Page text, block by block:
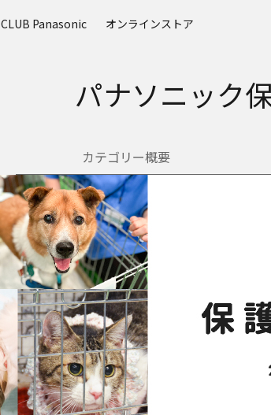
CLUB Panasonic オンラインストア
パナソニック
カテゴリー概要